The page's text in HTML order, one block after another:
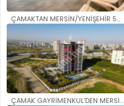
ÇAMAKTAN MERSİN/YENİŞEHİR 50. ..
ÇAMAK GAYRİMENKUL'DEN MERSİN/Y..